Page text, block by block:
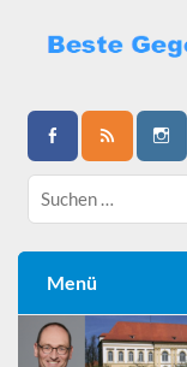
content
Bernhard
Menü